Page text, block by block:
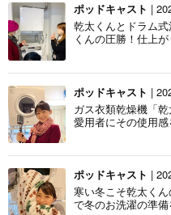
ポッドキャスト |
乾太くんとドラム
くんの圧勝！仕上
ポッドキャスト |
ガス衣類乾燥機「
愛用者にその使用
ポッドキャスト |
寒い冬こそ乾太く
で冬のお洗濯の準